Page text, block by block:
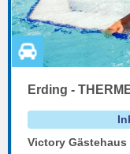
Erding -
Victory Gästehaus